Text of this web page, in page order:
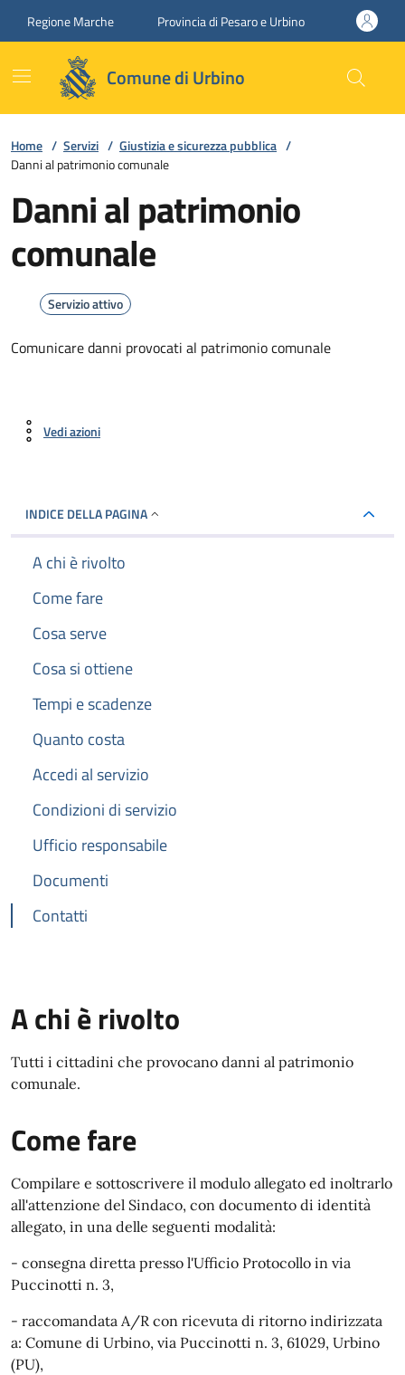
Regione Marche Provincia di Pesaro e Urbino
Comune di Urbino
Home / Servizi / Giustizia e sicurezza pubblica /
Danni al patrimonio comunale
Danni al patrimonio
comunale
Servizio attivo
Comunicare danni provocati al patrimonio comunale
Vedi azioni
INDICE DELLA PAGINA
A chi è rivolto
Come fare
Cosa serve
Cosa si ottiene
Tempi e scadenze
Quanto costa
Accedi al servizio
Condizioni di servizio
Ufficio responsabile
Documenti
Contatti
A chi è rivolto
Tutti i cittadini che provocano danni al patrimonio
comunale.
Come fare
Compilare e sottoscrivere il modulo allegato ed inoltrarlo
all'attenzione del Sindaco, con documento di identità
allegato, in una delle seguenti modalità:
- consegna diretta presso l'Ufficio Protocollo in via
Puccinotti n. 3,
- raccomandata A/R con ricevuta di ritorno indirizzata
a: Comune di Urbino, via Puccinotti n. 3, 61029, Urbino
(PU),